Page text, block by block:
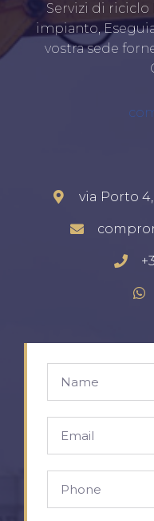
Servizi di
impianto,
vostra sede
via Porto